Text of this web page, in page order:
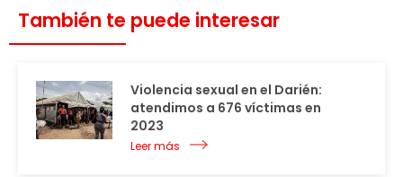
También te puede interesar
Violencia sexual en el Darién:
atendimos a 676 víctimas en
2023
Leer más